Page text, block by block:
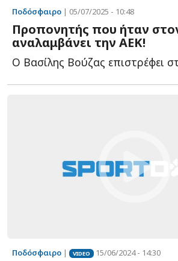
Ποδόσφαιρο | 05/07/2025 - 10:48
Προπονητής που ήταν
αναλαμβάνει την ΑΕΚ!
Ποδόσφαιρο | VIDEO 15/06/2024 - 14:30